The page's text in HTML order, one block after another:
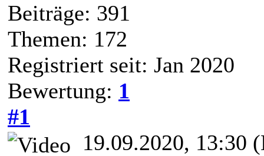
Beiträge: 391
Themen: 172
Registriert seit: Jan 2020
Bewertung: 1
#1
19.09.2020, 13:30